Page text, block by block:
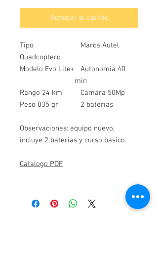
Agregar al carrito
Tipo
Quadcoptero
Marca Autel
Modelo Evo Lite+ Autonomia 40
min
Rango 24 km
Camara 50Mp
Peso 835 gr
2 baterias
Observaciones: equipo nuevo,
incluye 2 baterias y curso basico.
Catalogo PDF